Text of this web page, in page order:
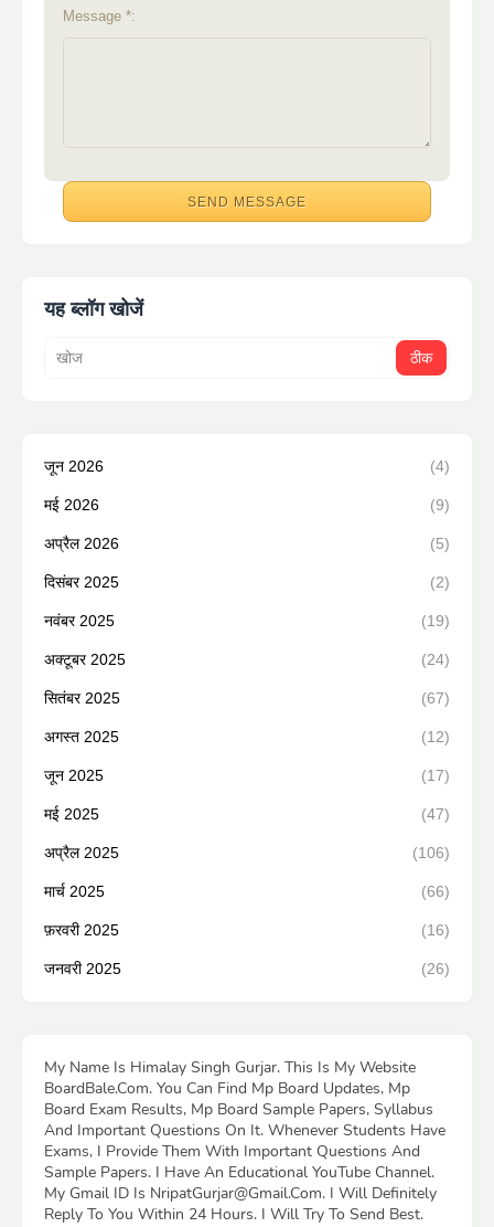
Message *:
यह ब्लॉग खोजें
जून 2026 (4)
मई 2026 (9)
अप्रैल 2026 (5)
दिसंबर 2025 (2)
नवंबर 2025 (19)
अक्टूबर 2025 (24)
सितंबर 2025 (67)
अगस्त 2025 (12)
जून 2025 (17)
मई 2025 (47)
अप्रैल 2025 (106)
मार्च 2025 (66)
फ़रवरी 2025 (16)
जनवरी 2025 (26)
My Name Is Himalay Singh Gurjar. This Is My Website
BoardBale.Com. You Can Find Mp Board Updates, Mp
Board Exam Results, Mp Board Sample Papers, Syllabus
And Important Questions On It. Whenever Students Have
Exams, I Provide Them With Important Questions And
Sample Papers. I Have An Educational YouTube Channel.
My Gmail ID Is NripatGurjar@Gmail.Com. I Will Definitely
Reply To You Within 24 Hours. I Will Try To Send Best.